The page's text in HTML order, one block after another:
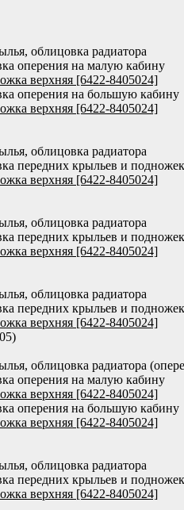
облицовка радиатора
оперения на малую кабину
верхняя [6422-8405024]
оперения на большую кабину
верхняя [6422-8405024]
облицовка радиатора
передних крыльев и подножек
верхняя [6422-8405024]
облицовка радиатора
передних крыльев и подножек
верхняя [6422-8405024]
облицовка радиатора
передних крыльев и подножек
верхняя [6422-8405024]
облицовка радиатора
оперения на малую кабину
верхняя [6422-8405024]
оперения на большую кабину
верхняя [6422-8405024]
облицовка радиатора
передних крыльев и подножек
верхняя [6422-8405024]